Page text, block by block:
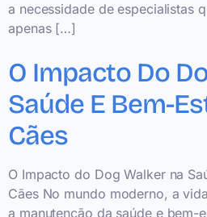
a necessidade de especialistas
apenas […]
O Impacto Do
Saúde E Bem-
Cães
O Impacto do Dog Walker na
Cães No mundo moderno, a
a manutenção da saúde e bem-